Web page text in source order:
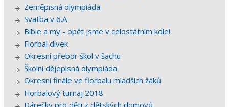
Zeměpisná olympiáda
Svatba v 6.A
Bible a my - opět jsme v celostátním kole!
Florbal dívek
Okresní přebor škol v šachu
Školní dějepisná olympiáda
Okresní finále ve florbalu mladších žáků
Florbalový turnaj 2018
Dárečky pro děti z dětských domovů